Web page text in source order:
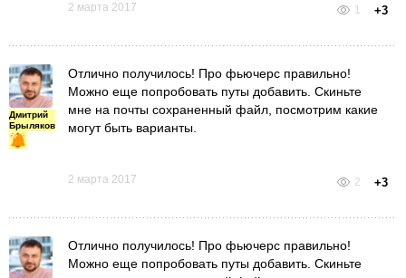
2 марта 2017 1 +3
Дмитрий
Брыляков
Отлично получилось! Про фьючерс правильно!
Можно еще попробовать путы добавить. Скиньте
мне на почты сохраненный файл, посмотрим какие
могут быть варианты.
2 марта 2017 2 +3
Отлично получилось! Про фьючерс правильно!
Можно еще попробовать путы добавить. Скиньте